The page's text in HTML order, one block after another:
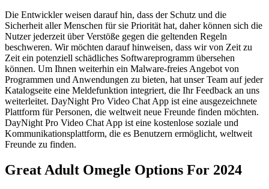
Die Entwickler weisen darauf hin, dass der Schutz und die
Sicherheit aller Menschen für sie Priorität hat, daher können sich die
Nutzer jederzeit über Verstöße gegen die geltenden Regeln
beschweren. Wir möchten darauf hinweisen, dass wir von Zeit zu
Zeit ein potenziell schädliches Softwareprogramm übersehen
können. Um Ihnen weiterhin ein Malware-freies Angebot von
Programmen und Anwendungen zu bieten, hat unser Team auf jeder
Katalogseite eine Meldefunktion integriert, die Ihr Feedback an uns
weiterleitet. DayNight Pro Video Chat App ist eine ausgezeichnete
Plattform für Personen, die weltweit neue Freunde finden möchten.
DayNight Pro Video Chat App ist eine kostenlose soziale und
Kommunikationsplattform, die es Benutzern ermöglicht, weltweit
Freunde zu finden.
Great Adult Omegle Options For 2024